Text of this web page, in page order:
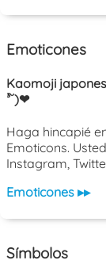
Emoticones
Kaomoji
³˘)❤
Haga hincapié
Emoticons.
Instagram,
Emoticones ▸▸
Símbolos